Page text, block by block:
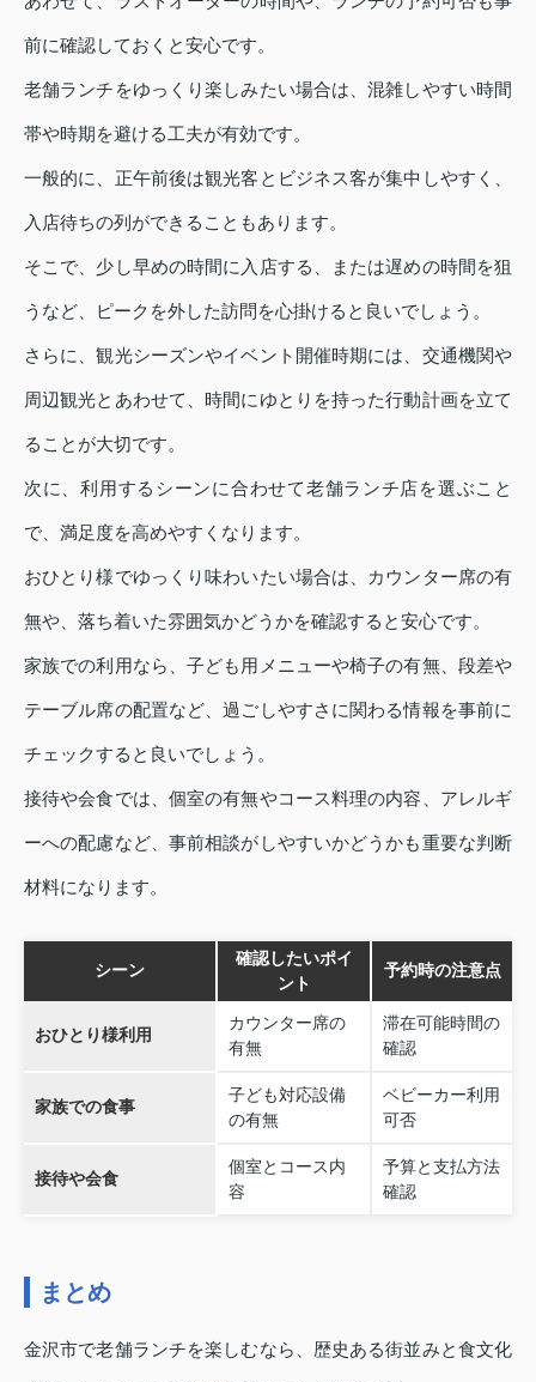
前に確認しておくと安心です。
老舗ランチをゆっくり楽しみたい場合は、混雑しやすい時間
帯や時期を避ける工夫が有効です。
一般的に、正午前後は観光客とビジネス客が集中しやすく、
入店待ちの列ができることもあります。
そこで、少し早めの時間に入店する、または遅めの時間を狙
うなど、ピークを外した訪問を心掛けると良いでしょう。
さらに、観光シーズンやイベント開催時期には、交通機関や
周辺観光とあわせて、時間にゆとりを持った行動計画を立て
ることが大切です。
次に、利用するシーンに合わせて老舗ランチ店を選ぶこと
で、満足度を高めやすくなります。
おひとり様でゆっくり味わいたい場合は、カウンター席の有
無や、落ち着いた雰囲気かどうかを確認すると安心です。
家族での利用なら、子ども用メニューや椅子の有無、段差や
テーブル席の配置など、過ごしやすさに関わる情報を事前に
チェックすると良いでしょう。
接待や会食では、個室の有無やコース料理の内容、アレルギ
ーへの配慮など、事前相談がしやすいかどうかも重要な判断
材料になります。
シーン
確認したいポイ
ント
予約時の注意点
おひとり様利用
カウンター席の
有無
滞在可能時間の
確認
家族での食事
子ども対応設備
の有無
ベビーカー利用
可否
接待や会食
個室とコース内
容
予算と支払方法
確認
まとめ
金沢市で老舗ランチを楽しむなら、歴史ある街並みと食文化